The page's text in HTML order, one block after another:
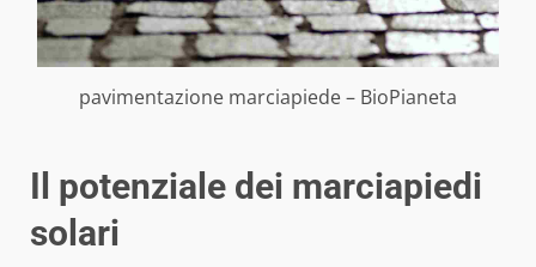
pavimentazione marciapiede – BioPianeta
Il potenziale dei marciapiedi
solari